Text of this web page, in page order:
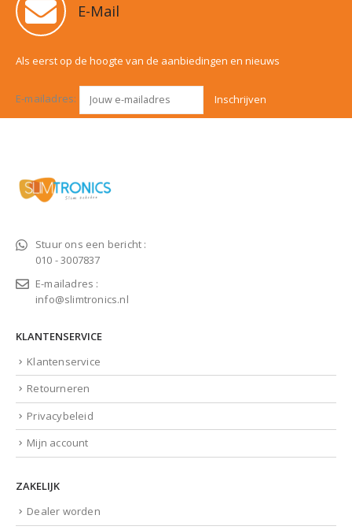
E-Mail
Als eerst op de hoogte van de aanbiedingen en nieuws
E-mailadres:
Stuur ons een bericht :
010 - 3007837
E-mailadres :
info@slimtronics.nl
KLANTENSERVICE
Klantenservice
Retourneren
Privacybeleid
Mijn account
ZAKELIJK
Dealer worden